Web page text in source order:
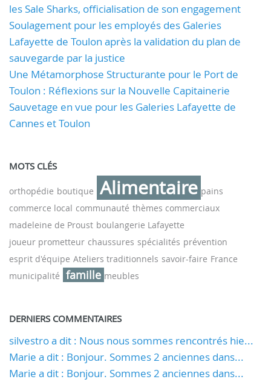
les Sale Sharks, officialisation de son engagement
Soulagement pour les employés des Galeries
Lafayette de Toulon après la validation du plan de
sauvegarde par la justice
Une Métamorphose Structurante pour le Port de
Toulon : Réflexions sur la Nouvelle Capitainerie
Sauvetage en vue pour les Galeries Lafayette de
Cannes et Toulon
MOTS CLÉS
orthopédie boutique Alimentaire pains
commerce local communauté thèmes commerciaux
madeleine de Proust boulangerie Lafayette
joueur prometteur chaussures spécialités prévention
esprit d'équipe Ateliers traditionnels savoir-faire France
municipalité famille meubles
DERNIERS COMMENTAIRES
silvestro a dit : Nous nous sommes rencontrés hie...
Marie a dit : Bonjour. Sommes 2 anciennes dans...
Marie a dit : Bonjour. Sommes 2 anciennes dans...